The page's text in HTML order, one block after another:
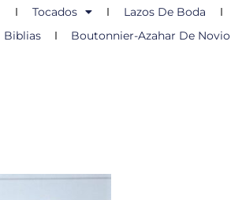
Tocados Lazos De Boda
Biblias Boutonnier-Azahar De Novio